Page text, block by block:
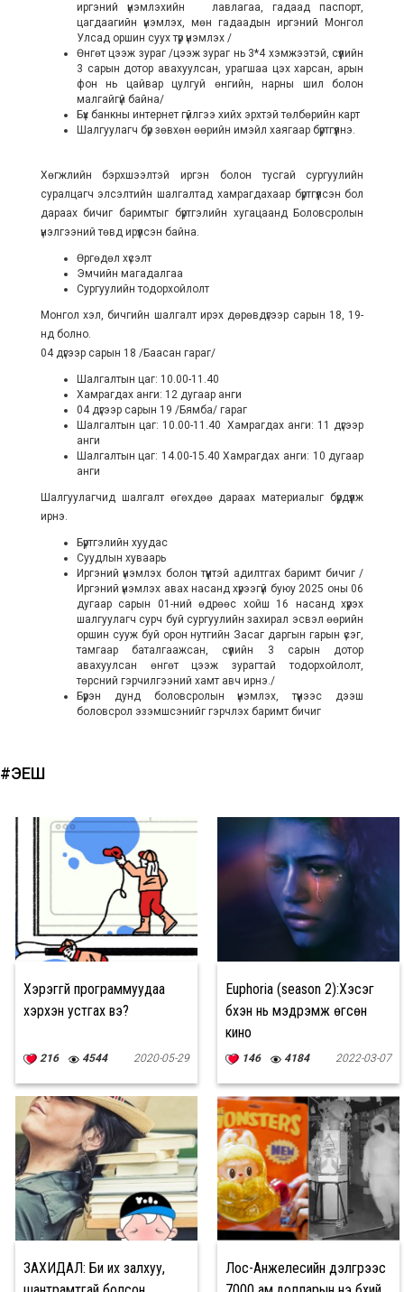
иргэний үнэмлэхийн лавлагаа, гадаад паспорт,
цагдаагийн үнэмлэх, мөн гадаадын иргэний Монгол
Улсад оршин суух түр үнэмлэх /
Өнгөт цээж зураг /цээж зураг нь 3*4 хэмжээтэй, сүүлийн
3 сарын дотор авахуулсан, урагшаа цэх харсан, арын
фон нь цайвар цулгуй өнгийн, нарны шил болон
малгайгүй байна/
Бүх банкны интернет гүйлгээ хийх эрхтэй төлбөрийн карт
Шалгуулагч бүр зөвхөн өөрийн имэйл хаягаар бүртгүүлнэ.
Хөгжлийн бэрхшээлтэй иргэн болон тусгай сургуулийн
суралцагч элсэлтийн шалгалтад хамрагдахаар бүртгүүлсэн бол
дараах бичиг баримтыг бүртгэлийн хугацаанд Боловсролын
үнэлгээний төвд ирүүлсэн байна.
Өргөдөл хүсэлт
Эмчийн магадалгаа
Сургуулийн тодорхойлолт
Монгол хэл, бичгийн шалгалт ирэх дөрөвдүгээр сарын 18, 19-
нд болно.
04 дүгээр сарын 18 /Баасан гараг/
Шалгалтын цаг: 10.00-11.40
Хамрагдах анги: 12 дугаар анги
04 дүгээр сарын 19 /Бямба/ гараг
Шалгалтын цаг: 10.00-11.40 Хамрагдах анги: 11 дүгээр
анги
Шалгалтын цаг: 14.00-15.40 Хамрагдах анги: 10 дугаар
анги
Шалгуулагчид шалгалт өгөхдөө дараах материалыг бүрдүүлж
ирнэ.
Бүртгэлийн хуудас
Суудлын хуваарь
Иргэний үнэмлэх болон түүнтэй адилтгах баримт бичиг /
Иргэний үнэмлэх авах насанд хүрээгүй буюу 2025 оны 06
дугаар сарын 01-ний өдрөөс хойш 16 насанд хүрэх
шалгуулагч сурч буй сургуулийн захирал эсвэл өөрийн
оршин сууж буй орон нутгийн Засаг даргын гарын үсэг,
тамгаар баталгаажсан, сүүлийн 3 сарын дотор
авахуулсан өнгөт цээж зурагтай тодорхойлолт,
төрсний гэрчилгээний хамт авч ирнэ./
Бүрэн дунд боловсролын үнэмлэх, түүнээс дээш
боловсрол эзэмшсэнийг гэрчлэх баримт бичиг
#ЭЕШ
Хэрэггүй программуудаа
хэрхэн устгах вэ?
216 4544 2020-05-29
Euphoria (season 2):Хэсэг
бүхэн нь мэдрэмж өгсөн
кино
146 4184 2022-03-07
ЗАХИДАЛ: Би их залхуу,
Лос-Анжелесийн дэлгүүрээс